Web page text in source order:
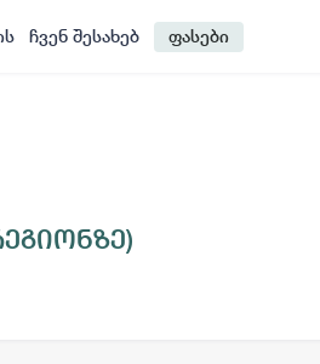
ჩვენ შესახებ ფასები